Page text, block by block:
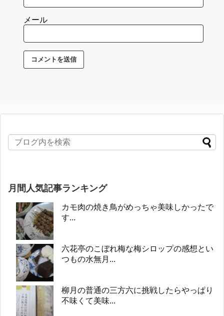
メール
月間人気記事ランキング
カモ肉の焼き鳥がめっちゃ美味しかったで
す...
六花亭のこぼれ梅な梅シロップの感想とい
つもの水無月...
柳月の普通の三方六に挑戦したらやっぱり
不味くて美味...